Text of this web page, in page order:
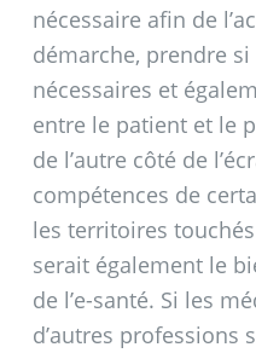
nécessaire afin de
démarche, prendre
nécessaires et
entre le patient et le
de l’autre côté de
compétences de
les territoires
serait également le
de l’e-santé. Si les
d’autres professions